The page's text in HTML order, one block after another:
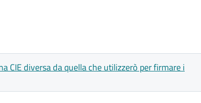
CIE diversa da quella che utilizzerò per firmare i